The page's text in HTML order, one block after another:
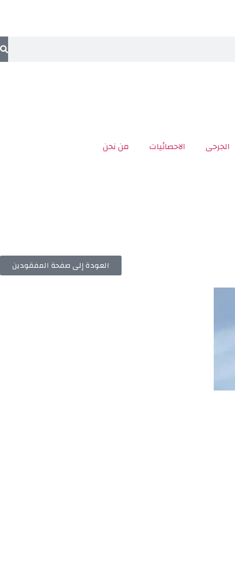
الجرحى الاحصائيات من نحن
العودة إلى صفحة المفقودين